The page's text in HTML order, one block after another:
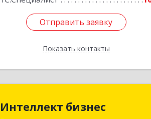
Отправить заявку
Показать контакты
Отправить заявку
Назад
Интеллект бизнес
Интеллект бизнес